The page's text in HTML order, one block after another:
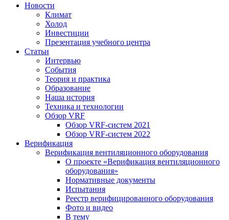
Новости
Климат
Холод
Инвестиции
Презентация учебного центра
Статьи
Интервью
События
Теория и практика
Образование
Наша история
Техника и технологии
Обзор VRF
Обзор VRF-систем 2021
Обзор VRF-систем 2022
Верификация
Верификация вентиляционного оборудования
О проекте «Верификация вентиляционного
оборудования»
Нормативные документы
Испытания
Реестр верифицированного оборудования
Фото и видео
В тему